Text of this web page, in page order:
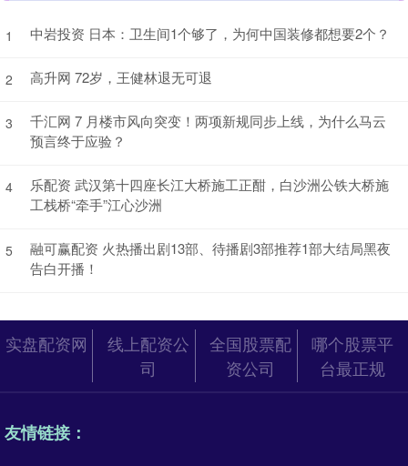
1 中岩投资 日本：卫生间1个够了，为何中国装修都想要2个？
2 高升网 72岁，王健林退无可退
3
千汇网 7 月楼市风向突变！两项新规同步上线，为什么马云
预言终于应验？
4
乐配资 武汉第十四座长江大桥施工正酣，白沙洲公铁大桥施
工栈桥“牵手”江心沙洲
5
融可赢配资 火热播出剧13部、待播剧3部推荐1部大结局黑夜
告白开播！
实盘配资网
线上配资公
司
全国股票配
资公司
哪个股票平
台最正规
友情链接：